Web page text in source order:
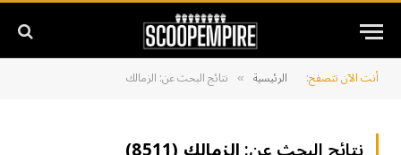
أنت الآن تتصفح: الرئيسية » نتائج البحث عن: الزمالك